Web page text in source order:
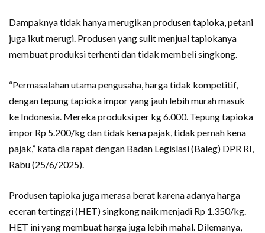
Dampaknya tidak hanya merugikan produsen tapioka, petani
juga ikut merugi. Produsen yang sulit menjual tapiokanya
membuat produksi terhenti dan tidak membeli singkong.
“Permasalahan utama pengusaha, harga tidak kompetitif,
dengan tepung tapioka impor yang jauh lebih murah masuk
ke Indonesia. Mereka produksi per kg 6.000. Tepung tapioka
impor Rp 5.200/kg dan tidak kena pajak, tidak pernah kena
pajak,” kata dia rapat dengan Badan Legislasi (Baleg) DPR RI,
Rabu (25/6/2025).
Produsen tapioka juga merasa berat karena adanya harga
eceran tertinggi (HET) singkong naik menjadi Rp 1.350/kg.
HET ini yang membuat harga juga lebih mahal. Dilemanya,